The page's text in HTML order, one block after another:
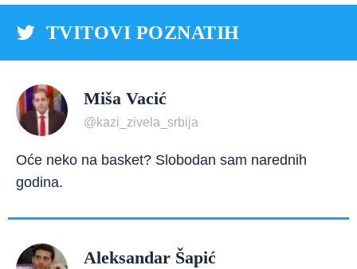
TVITOVI POZNATIH
Miša Vacić
@kazi_zivela_srbija
Oće neko na basket? Slobodan sam narednih
godina.
Aleksandar Šapić